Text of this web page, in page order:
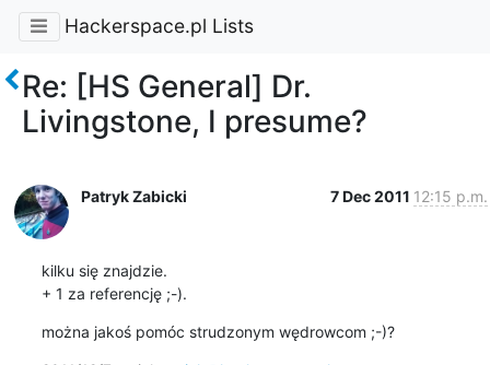
Hackerspace.pl Lists
Re: [HS General] Dr.
Livingstone, I presume?
Patryk Zabicki 7 Dec 2011 12:15 p.m.
kilku się znajdzie.
+ 1 za referencję ;-).
można jakoś pomóc strudzonym wędrowcom ;-)?